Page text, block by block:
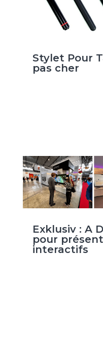
Stylet Pour
pas cher
Exklusiv : A
pour
interactifs